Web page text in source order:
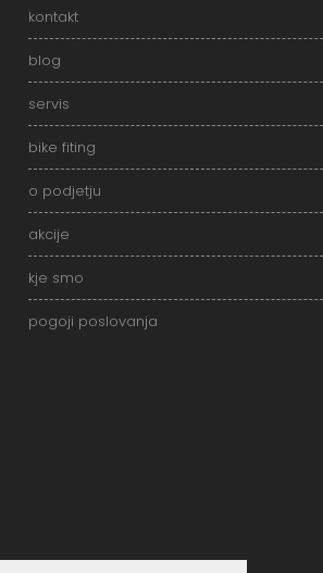
kontakt
blog
servis
bike fiting
o podjetju
akcije
kje smo
pogoji poslovanja